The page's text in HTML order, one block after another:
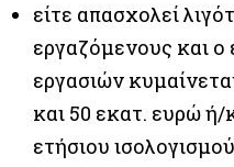
είτε απασχολεί
εργαζόμενους και ο
εργασιών
και 50 εκατ. ευρώ ή/
ετήσιου